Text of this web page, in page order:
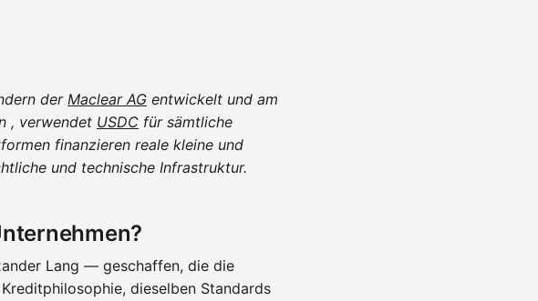
der Maclear AG entwickelt und am
, verwendet USDC für sämtliche
finanzieren reale kleine und
und technische Infrastruktur.
Lang — geschaffen, die die
dieselben Standards